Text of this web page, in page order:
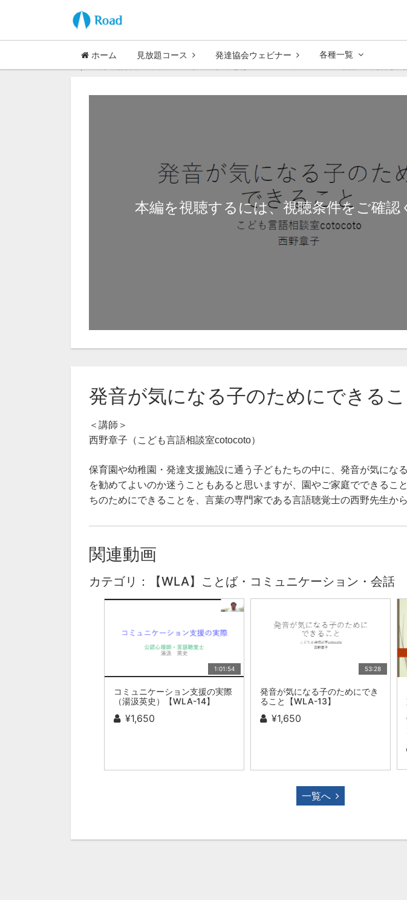
ホーム 見放題コース 発達協会ウェビナー 各種一覧
発音が
本編を視聴するには、視聴条件をご確認
発音が気になる子のためにできるこ
＜講師＞
西野章子（こども言語相談室cotocoto）
保育園や幼稚園・発達支援施設に通う子どもたちの中に、発音が気にな
を勧めてよいのか迷うこともあると思いますが、園やご家庭でできるこ
ちのためにできることを、言葉の専門家である言語聴覚士の西野先生か
関連動画
カテゴリ：【WLA】ことば・コミュニケーション・会話
1:01:54
コミュニケーション支援の実際
（湯汲英史）【WLA-14】
¥1,650
53:28
発音が気になる子のためにでき
ること【WLA-13】
¥1,650
一覧へ